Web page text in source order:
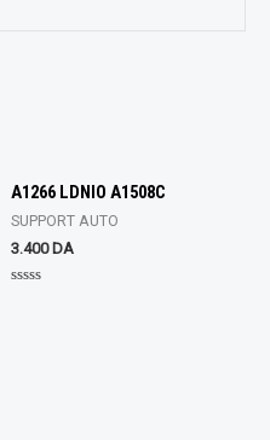
A1266 LDNIO A1508C
SUPPORT AUTO
3.400 DA